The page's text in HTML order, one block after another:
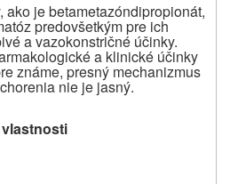
ako je betametazóndipropionát,
predovšetkým pre ich
a vazokonstričné účinky.
a klinické účinky
známe, presný mechanizmus
nie je jasný.